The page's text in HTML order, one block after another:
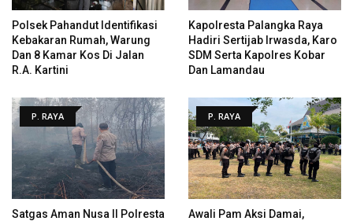
Polsek Pahandut Identifikasi
Kebakaran Rumah, Warung
Dan 8 Kamar Kos Di Jalan
R.A. Kartini
Kapolresta Palangka Raya
Hadiri Sertijab Irwasda, Karo
SDM Serta Kapolres Kobar
Dan Lamandau
P. RAYA
Satgas Aman Nusa II Polresta
P. RAYA
Awali Pam Aksi Damai,